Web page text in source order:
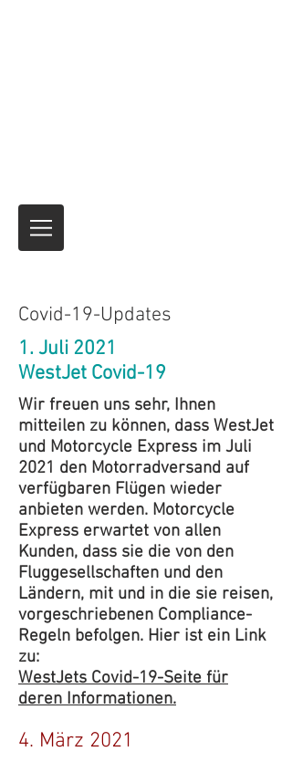
Niemand hat es besser gemacht.
40 Jahren.
Covid-19-Updates
1. Juli 2021
WestJet Covid-19
Wir freuen uns sehr, Ihnen
mitteilen zu können, dass WestJet
und Motorcycle Express im Juli
2021 den Motorradversand auf
verfügbaren Flügen wieder
anbieten werden. Motorcycle
Express erwartet von allen
Kunden, dass sie die von den
Fluggesellschaften und den
Ländern, mit und in die sie reisen,
vorgeschriebenen Compliance-
Regeln befolgen. Hier ist ein Link
zu:
WestJets Covid-19-Seite für
deren Informationen.
4. März 2021